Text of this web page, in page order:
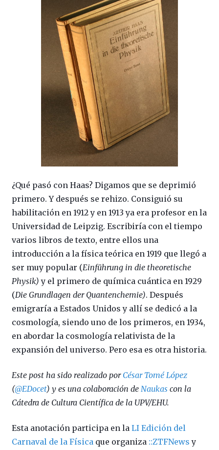
¿Qué pasó con Haas? Digamos que se deprimió
primero. Y después se rehizo. Consiguió su
habilitación en 1912 y en 1913 ya era profesor en la
Universidad de Leipzig. Escribiría con el tiempo
varios libros de texto, entre ellos una
introducción a la física teórica en 1919 que llegó a
ser muy popular (Einführung in die theoretische
Physik)y el primero de química cuántica en 1929
(Die Grundlagen der Quantenchemie). Después
emigraría a Estados Unidos y allí se dedicó a la
cosmología, siendo uno de los primeros, en 1934,
en abordar la cosmología relativista de la
expansión del universo. Pero esa es otra historia.
Este post ha sido realizado por César Tomé López
(@EDocet) y es una colaboración de Naukas con la
Cátedra de Cultura Científica de la UPV/EHU.
Esta anotación participa en la LI Edición del
Carnaval de la Física que organiza ::ZTFNews y